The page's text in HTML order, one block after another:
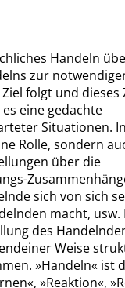
Handeln
zur
folgt und dieses
eine gedachte
Situationen.
Rolle, sondern
über die
sich von sich
macht, usw.
des
Weise
»Handeln«ist
«, »Reaktion«, »